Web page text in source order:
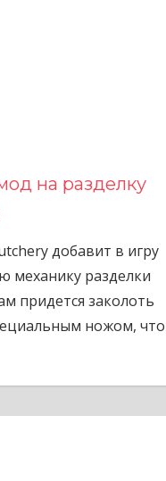
на разделку
добавит в игру
механику разделки
придется заколоть
ножом,